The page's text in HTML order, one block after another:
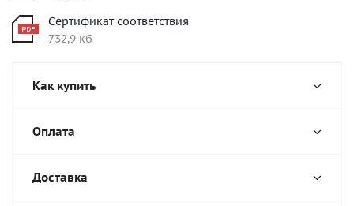
Сертификат соответствия
732,9 кб
Как купить
Оплата
Доставка